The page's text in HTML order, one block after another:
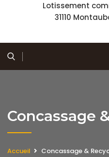
Lotissement
31110
Concassage
Accueil Concassage &